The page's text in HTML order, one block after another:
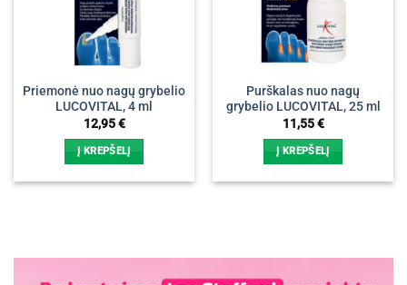
Priemonė nuo nagų grybelio
LUCOVITAL, 4 ml
12,95€
Į KREPŠELĮ
Purškalas nuo nagų
grybelio LUCOVITAL, 25 ml
11,55€
Į KREPŠELĮ